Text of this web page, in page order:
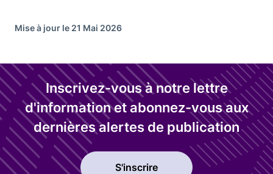
Mise à jour le 21 Mai 2026
Inscrivez-vous à notre lettre
d'information et abonnez-vous aux
dernières alertes de publication
S'inscrire